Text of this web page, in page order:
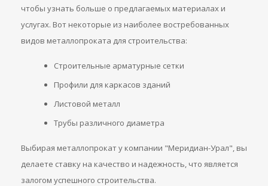
чтобы узнать больше о предлагаемых материалах и
услугах. Вот некоторые из наиболее востребованных
видов металлопроката для строительства:
Строительные арматурные сетки
Профили для каркасов зданий
Листовой металл
Трубы различного диаметра
Выбирая металлопрокат у компании "Меридиан-Урал", вы
делаете ставку на качество и надежность, что является
залогом успешного строительства.